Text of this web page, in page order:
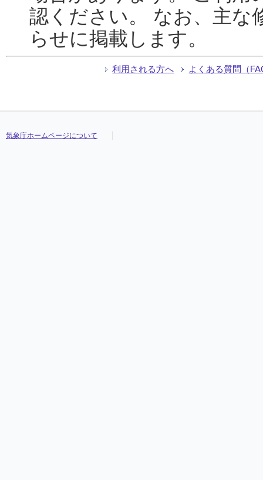
認ください。 なお、主な
らせに掲載します。
利用される方へ よくある質問（
気象庁ホームページについて